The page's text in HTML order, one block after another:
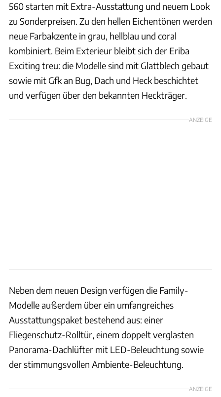
560 starten mit Extra-Ausstattung und neuem Look
zu Sonderpreisen. Zu den hellen Eichentönen werden
neue Farbakzente in grau, hellblau und coral
kombiniert. Beim Exterieur bleibt sich der Eriba
Exciting treu: die Modelle sind mit Glattblech gebaut
sowie mit Gfk an Bug, Dach und Heck beschichtet
und verfügen über den bekannten Heckträger.
ANZEIGE
Neben dem neuen Design verfügen die Family-
Modelle außerdem über ein umfangreiches
Ausstattungspaket bestehend aus: einer
Fliegenschutz-Rolltür, einem doppelt verglasten
Panorama-Dachlüfter mit LED-Beleuchtung sowie
der stimmungsvollen Ambiente-Beleuchtung.
ANZEIGE